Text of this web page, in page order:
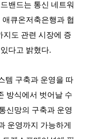
밴드는 통신 네트워
큐온저축은행과 협
지도 관련 시장에 증
다고 밝혔다.
템 구축과 운영을 따
방식에서 벗어날 수
신망의 구축과 운영
운영까지 가능하게